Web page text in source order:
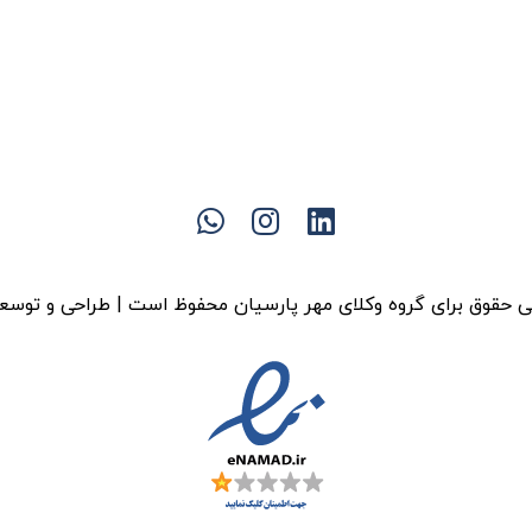
حقوق برای گروه وکلای مهر پارسیان محفوظ است | طراحی و